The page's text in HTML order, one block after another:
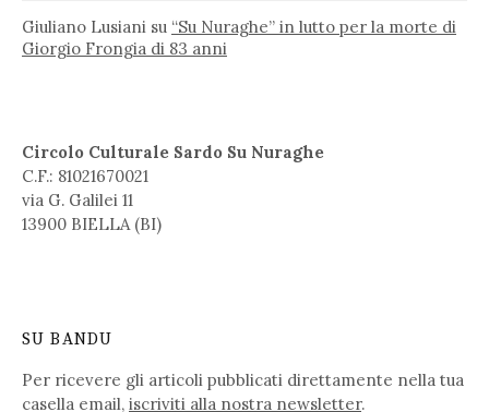
Giuliano Lusiani su “Su Nuraghe” in lutto per la morte di
Giorgio Frongia di 83 anni
Circolo Culturale Sardo Su Nuraghe
C.F.: 81021670021
via G. Galilei 11
13900 BIELLA (BI)
SU BANDU
Per ricevere gli articoli pubblicati direttamente nella tua
casella email, iscriviti alla nostra newsletter.